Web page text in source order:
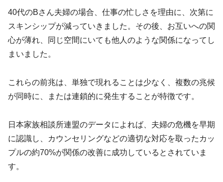
40代のBさん夫婦の場合、仕事の忙しさを理由に、次第に
スキンシップが減っていきました。その後、お互いへの関
心が薄れ、同じ空間にいても他人のような関係になってし
まいました。
これらの前兆は、単独で現れることは少なく、複数の兆候
が同時に、または連鎖的に発生することが特徴です。
日本家族相談所連盟のデータによれば、夫婦の危機を早期
に認識し、カウンセリングなどの適切な対応を取ったカッ
プルの約70%が関係の改善に成功しているとされていま
す。